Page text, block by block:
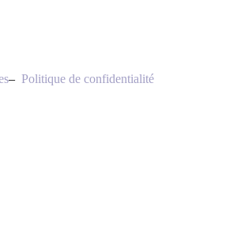
Politique de confidentialité